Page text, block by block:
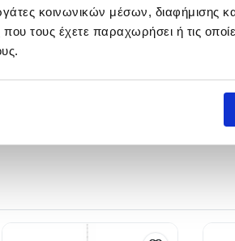
κοινωνικών μέσων, διαφήμισης
τους έχετε παραχωρήσει ή τις
ΣΤΕΛΕΧΗ
cm